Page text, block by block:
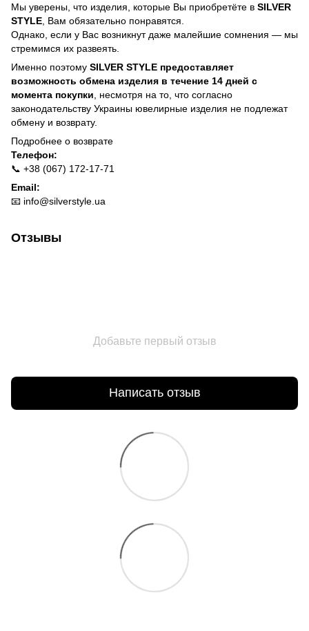
Мы уверены, что изделия, которые Вы приобретёте в SILVER
STYLE , Вам обязательно понравятся.
Однако, если у Вас возникнут даже малейшие сомнения — мы
стремимся их развеять.
Именно поэтому SILVER STYLE предоставляет
возможность обмена изделия в течение 14 дней с
момента покупки , несмотря на то, что согласно
законодательству Украины ювелирные изделия не подлежат
обмену и возврату.
Подробнее о возврате
Телефон:
📞 +38 (067) 172-17-71
Email:
📧 info@silverstyle.ua
Отзывы
Добавьте первый отзыв
Написать отзыв